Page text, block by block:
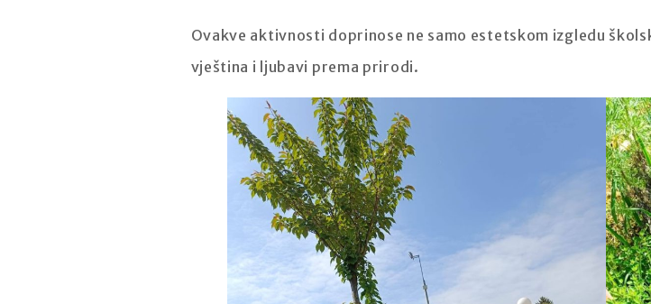
Ovakve aktivnosti doprinose ne samo estetskom izgledu
vještina i ljubavi prema prirodi.